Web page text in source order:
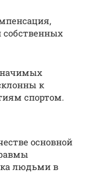
собственных
к
спортом.
основной
людьми в